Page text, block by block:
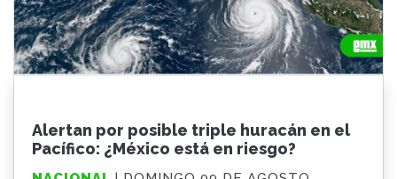
Alertan por posible triple huracán en el
Pacífico: ¿México está en riesgo?